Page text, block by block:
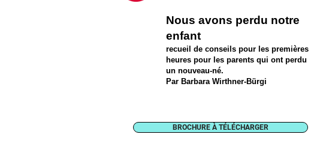
Nous avons perdu notre
enfant
recueil de conseils pour les premières
heures pour les parents qui ont perdu
un nouveau-né.
Par Barbara Wirthner-Bürgi
BROCHURE À TÉLÉCHARGER